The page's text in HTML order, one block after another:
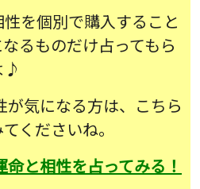
を個別で購入すること
るものだけ占ってもら
♪
が気になる方は、こちら
くださいね。
と相性を占ってみる！